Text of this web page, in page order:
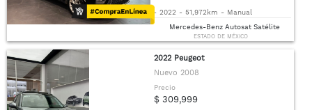
- 2022 - 51,972km - Manual
Mercedes-Benz Autosat Satélite
ESTADO DE MÉXICO
2022 Peugeot
Nuevo 2008
Precio
$ 309,999